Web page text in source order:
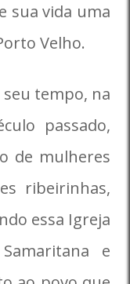
sua vida uma
Velho.
tempo, na
passado,
de mulheres
ribeirinhas,
essa Igreja
e